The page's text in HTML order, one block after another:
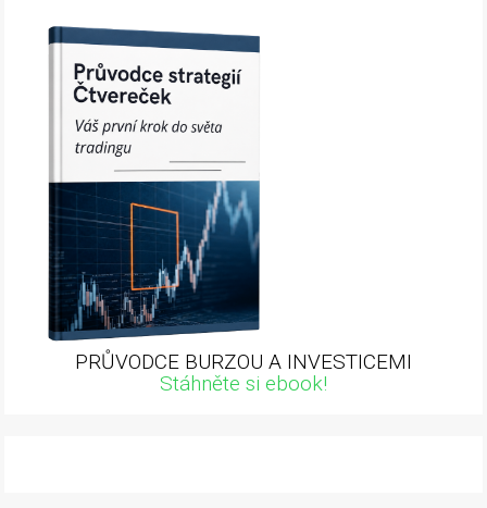
PRŮVODCE BURZOU A INVESTICEMI
Stáhněte si ebook!